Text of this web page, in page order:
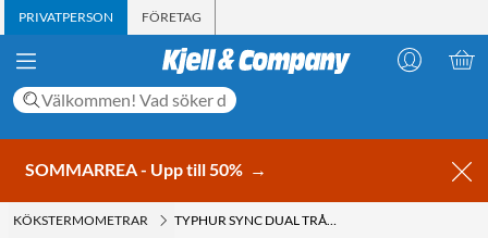
PRIVATPERSON FÖRETAG
SOMMARREA - Upp till 50% →
KÖKSTERMOMETRAR TYPHUR SYNC DUAL TRÅDLÖS GRILL- OCH STEKTERMOMETER MED TVÅ SONDER